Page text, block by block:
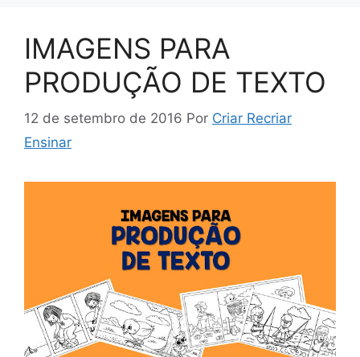
IMAGENS PARA
PRODUÇÃO DE TEXTO
12 de setembro de 2016 Por Criar Recriar
Ensinar